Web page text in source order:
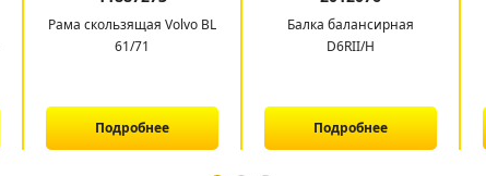
Рама скользящая Volvo BL
61/71
Подробнее
Балка балансирная
D6RII/H
Подробнее